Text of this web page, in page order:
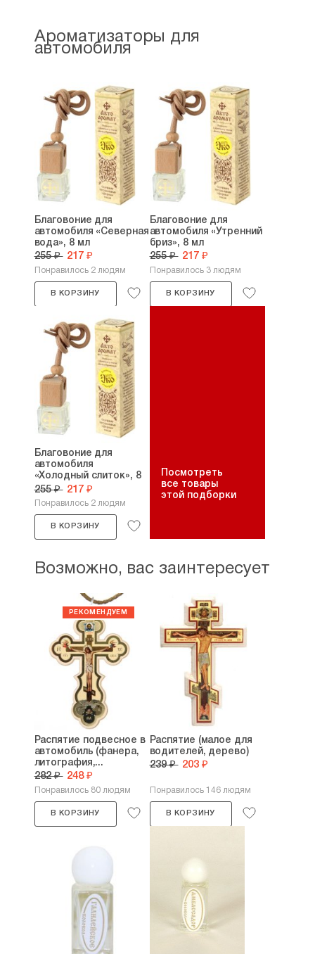
Ароматизаторы для
автомобиля
Благовоние для
автомобиля «Северная
вода», 8 мл
255 ₽ 217 ₽
Понравилось 2 людям
В КОРЗИНУ
Благовоние для
автомобиля «Утренний
бриз», 8 мл
255 ₽ 217 ₽
Понравилось 3 людям
В КОРЗИНУ
Благовоние для
автомобиля
«Холодный слиток», 8
мл
255 ₽ 217 ₽
Понравилось 2 людям
В КОРЗИНУ
Посмотреть
все товары
этой подборки
Возможно, вас заинтересует
Распятие подвесное в
автомобиль (фанера,
литография,...
282 ₽ 248 ₽
Понравилось 80 людям
В КОРЗИНУ
Распятие (малое для
водителей, дерево)
239 ₽ 203 ₽
Понравилось 146 людям
В КОРЗИНУ